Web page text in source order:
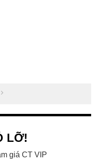
LỠ!
giá CT VIP